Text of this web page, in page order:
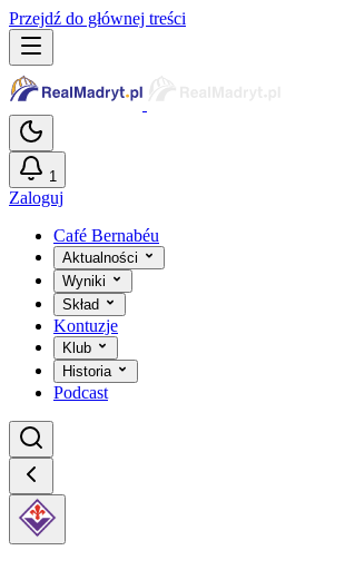
Przejdź do głównej treści
1
Zaloguj
Café Bernabéu
Aktualności
Wyniki
Skład
Kontuzje
Klub
Historia
Podcast